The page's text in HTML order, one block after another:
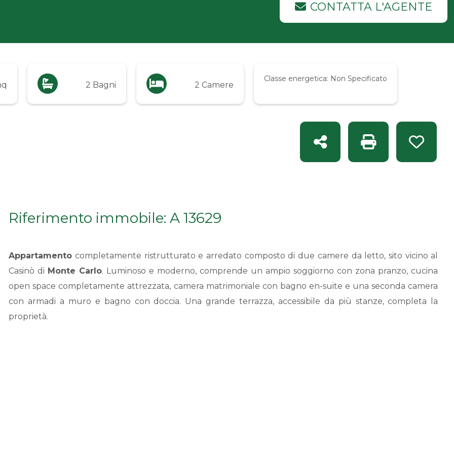
CONTATTA L'AGENTE
2 Bagni 2 Camere
Classe energetica: Non Specificato
Stampa: Rif. A
Condividi
Riferimento immobile: A 13629
Appartamento completamente ristrutturato e arredato composto di due camere da letto, sito vicino al
Casinò di Monte Carlo. Luminoso e moderno, comprende un ampio soggiorno con zona pranzo, cucina
open space completamente attrezzata, camera matrimoniale con bagno en-suite e una seconda camera
con armadi a muro e bagno con doccia. Una grande terrazza, accessibile da più stanze, completa la
proprietà.